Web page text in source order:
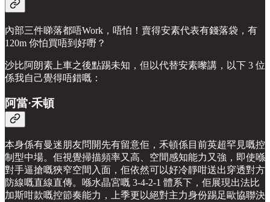
內部三件睇落都唔Work，唔怕！賣得安素代表有錢落袋，有
120m 你怕買唔到好嘢？
沙比阿朗素上車之後點踢未知，但以代替安素嚟講，以下 3 位
係我自己覺得唔錯嘅：
阿當·禾頓
本身係有曼迷朋友問開先有留意佢，禾頓係目前英超罕見嘅控
制型中場。佢視覺掃描頻率又高、空間感知能力又強，即使喺
對手逼搶嘅狹窄空間入面，佢依然可以好冷靜咁送出穿透對方
防線嘅直線直傳。喺水晶宮嘅 3-4-2-1 體系下，佢展現出法比
加斯咁款嘅控節奏能力，上季更以絕對主力身份踢足歐協聯決